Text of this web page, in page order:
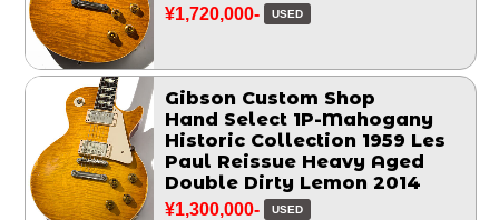
¥1,720,000- USED
Gibson Custom Shop
Hand Select 1P-Mahogany
Historic Collection 1959 Les
Paul Reissue Heavy Aged
Double Dirty Lemon 2014
¥1,300,000- USED